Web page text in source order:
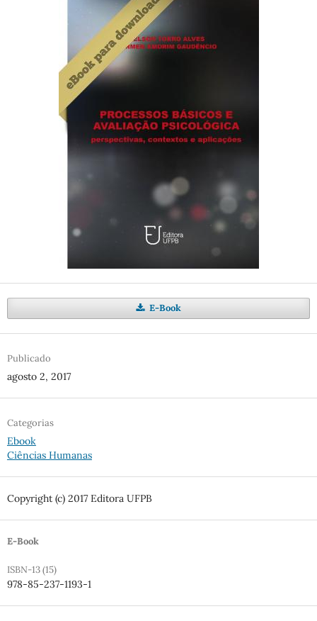
E-Book
Publicado
agosto 2, 2017
Categorias
Ebook
Ciências Humanas
Copyright (c) 2017 Editora UFPB
E-Book
ISBN-13 (15)
978-85-237-1193-1